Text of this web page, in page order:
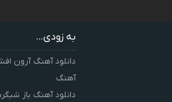
به زودی...
دانلود آهنگ آرون
آهنگ
دانلود آهنگ باز